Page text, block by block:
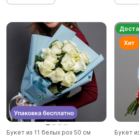
Букет из 11 белых роз 50 см
Букет